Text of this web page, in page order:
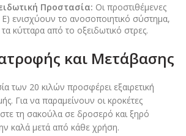
Προστασία: Οι προστιθέμενες
E) ενισχύουν το ανοσοποιητικό σύστημα,
κύτταρα από το οξειδωτικό στρες.
και Μετάβασης
των 20 κιλών προσφέρει εξαιρετική
Για να παραμείνουν οι κροκέτες
τη σακούλα σε δροσερό και ξηρό
καλά μετά από κάθε χρήση.